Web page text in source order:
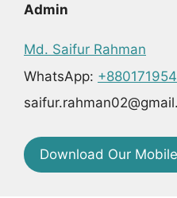
Admin
Md. Saifur Rahman
WhatsApp:
Download Our